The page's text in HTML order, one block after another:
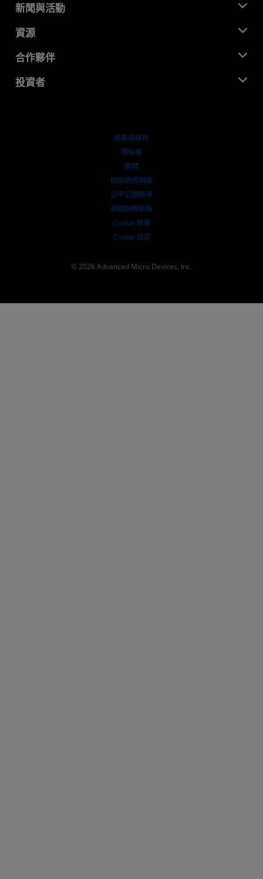
關於 AMD
企業責任
招聘
聯絡我們
新聞與活動
新聞室
媒體庫
資源
開發者中心
案例研究
合作夥伴
AMD 合作夥伴中心
投資者
條款與條件
隱私權
商標
供应链透明度
公平公開競爭
英國稅務策略
Cookie 政策
Cookie 設定
© 2026 Advanced Micro Devices, Inc.